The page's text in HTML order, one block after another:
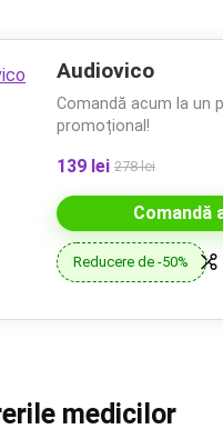
Audiovico
Comandă acum la un
promoțional!
139 lei 278 lei
Comandă
Reducere de -50%
medicilor